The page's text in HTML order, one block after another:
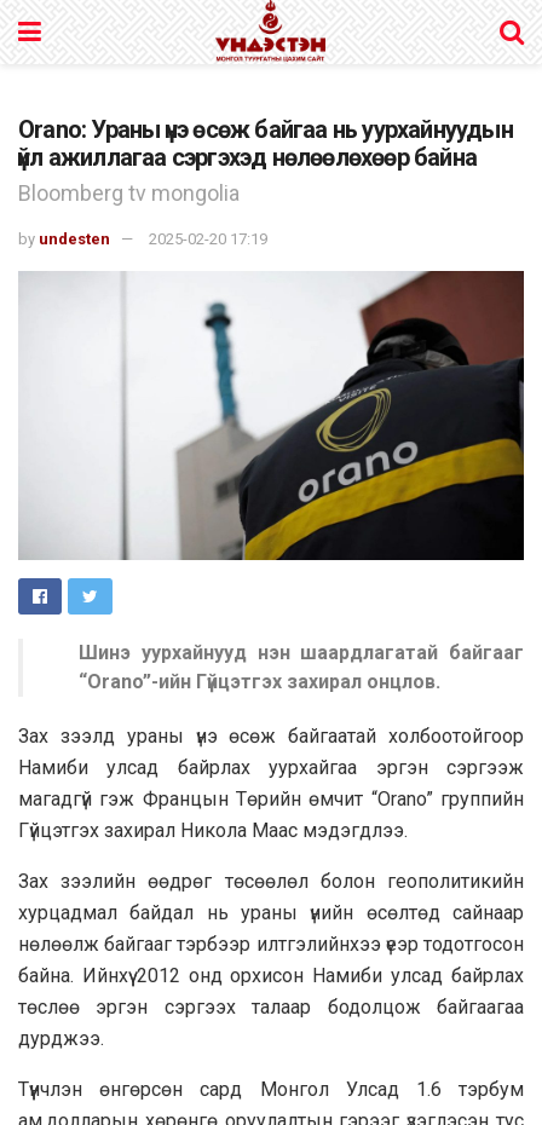
Orano: Ураны үнэ өсөж байгаа нь уурхайнуудын
үйл ажиллагаа сэргэхэд нөлөөлөхөөр байна
Bloomberg tv mongolia
by undesten 2025-02-20 17:19
Шинэ уурхайнууд нэн шаардлагатай байгааг
“Orano”-ийн Гүйцэтгэх захирал онцлов.
Зах зээлд ураны үнэ өсөж байгаатай холбоотойгоор
Намиби улсад байрлах уурхайгаа эргэн сэргээж
магадгүй гэж Францын Төрийн өмчит “Orano” группийн
Гүйцэтгэх захирал Никола Маас мэдэгдлээ.
Зах зээлийн өөдрөг төсөөлөл болон геополитикийн
хурцадмал байдал нь ураны үнийн өсөлтөд сайнаар
нөлөөлж байгааг тэрбээр илтгэлийнхээ үеэр тодотгосон
байна. Ийнхүү 2012 онд орхисон Намиби улсад байрлах
төслөө эргэн сэргээх талаар бодолцож байгаагаа
дурджээ.
Түүнчлэн өнгөрсөн сард Монгол Улсад 1.6 тэрбум
ам.долларын хөрөнгө оруулалтын гэрээг үзэглэсэн тус